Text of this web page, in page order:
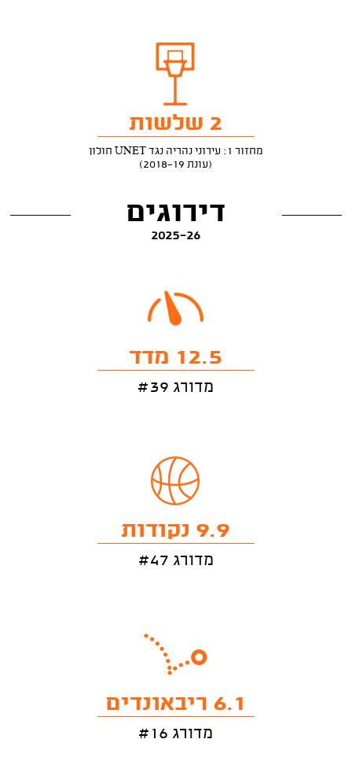
2 שלשות
מחזור 1: עירוני נהריה נגד UNET חולון
(עונת 2018-19)
דירוגים
2025-26
12.5 מדד
מדורג #39
9.9 נקודות
מדורג #47
6.1 ריבאונדים
מדורג #16